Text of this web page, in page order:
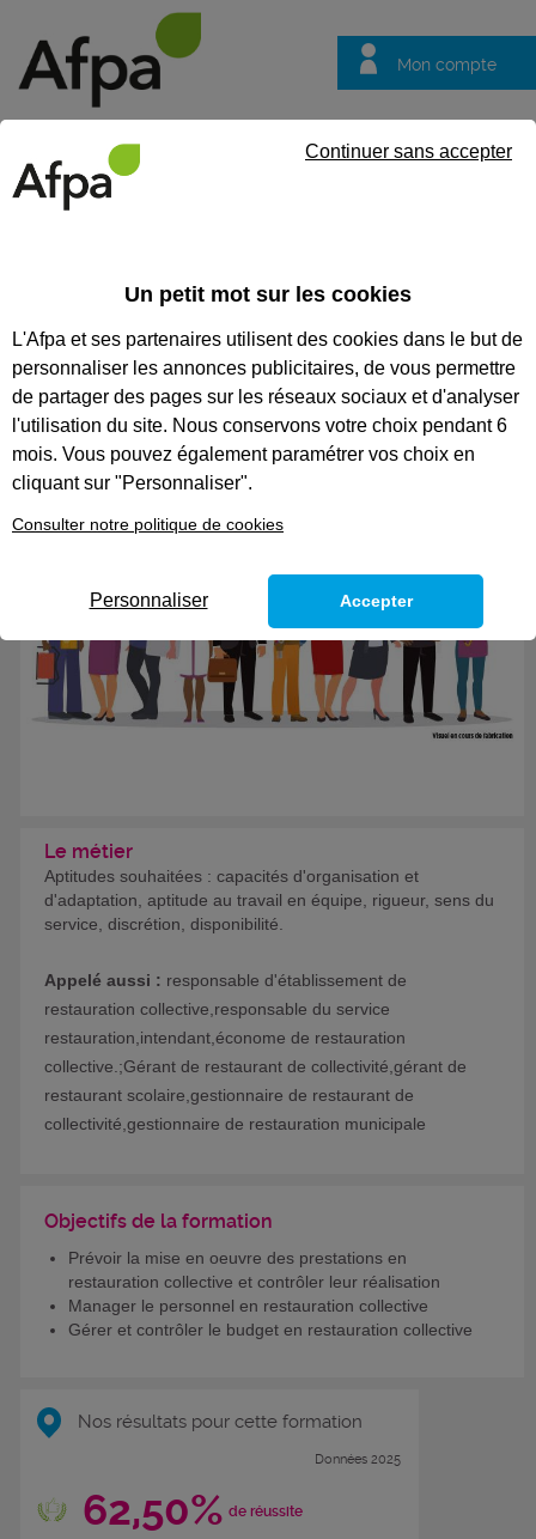
Mon compte
questions
CODES
RESPONSABLE D'UNITÉ DE
RESTAURATION COLLECTIVE
Le métier
Aptitudes souhaitées : capacités d'organisation et
d'adaptation, aptitude au travail en équipe, rigueur, sens du
service, discrétion, disponibilité.
Appelé aussi : responsable d'établissement de
restauration collective,responsable du service
restauration,intendant,économe de restauration
collective.;Gérant de restaurant de collectivité,gérant de
restaurant scolaire,gestionnaire de restaurant de
collectivité,gestionnaire de restauration municipale
Objectifs de la formation
Prévoir la mise en oeuvre des prestations en
restauration collective et contrôler leur réalisation
Manager le personnel en restauration collective
Gérer et contrôler le budget en restauration collective
Nos résultats pour cette formation
Données 2025
62,50% de réussite
Un petit mot sur les cookies
L'Afpa et ses partenaires utilisent des cookies dans le but de
personnaliser les annonces publicitaires, de vous permettre
de partager des pages sur les réseaux sociaux et d'analyser
l'utilisation du site. Nous conservons votre choix pendant 6
mois. Vous pouvez également paramétrer vos choix en
cliquant sur "Personnaliser".
Consulter notre politique de cookies
Continuer sans accepter
Personnaliser Accepter